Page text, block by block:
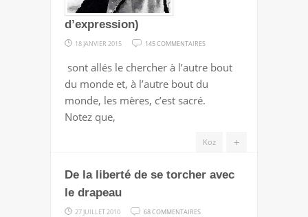
d’expression)
18 JANVIER 2015 145 COMMENTAIRES
MÈRE,
C’EST
LA
D’EXPRESSION)
sont allés le chercher à l’autre bout
du monde et, à l’autre bout du
monde, les mères, c’est sacré.
Notez que,
+
Koz
De la liberté de se torcher avec
le drapeau
27 JUILLET 2010 68 COMMENTAIRES